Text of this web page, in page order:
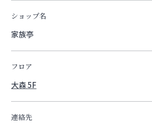
ショップ名
家族亭
フロア
大森 5F
連絡先